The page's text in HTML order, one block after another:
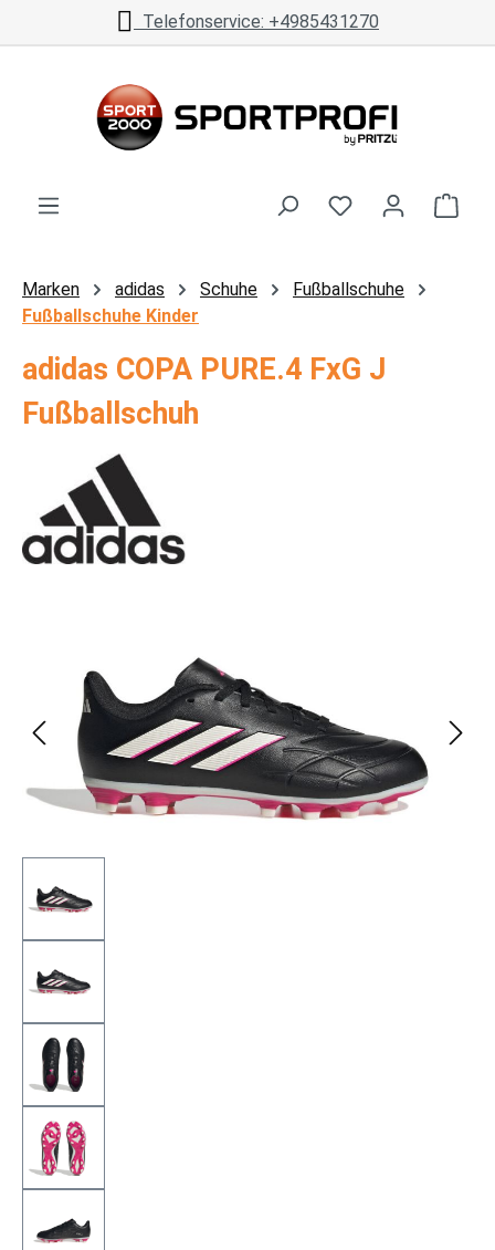
Zum Hauptinhalt springenTelefonservice: +4985431270
Marken adidas Schuhe
Fußballschuhe
Fußballschuhe Kinder
adidas COPA PURE.4 FxG J
Fußballschuh